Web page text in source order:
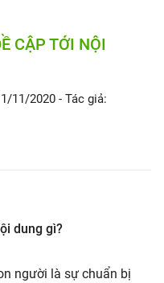
CẬP TỚI NỘI
11/2020 - Tác giả:
dung gì?
người là sự chuẩn bị